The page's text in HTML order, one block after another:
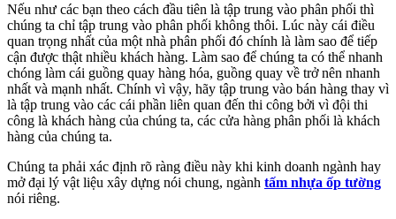
Nếu như các bạn theo cách đầu tiên là tập trung vào phân phối thì
chúng ta chỉ tập trung vào phân phối không thôi. Lúc này cái điều
quan trọng nhất của một nhà phân phối đó chính là làm sao để tiếp
cận được thật nhiều khách hàng. Làm sao để chúng ta có thể nhanh
chóng làm cái guồng quay hàng hóa, guồng quay về trở nên nhanh
nhất và mạnh nhất. Chính vì vậy, hãy tập trung vào bán hàng thay vì
là tập trung vào các cái phần liên quan đến thi công bởi vì đội thi
công là khách hàng của chúng ta, các cửa hàng phân phối là khách
hàng của chúng ta.
Chúng ta phải xác định rõ ràng điều này khi kinh doanh ngành hay
mở đại lý vật liệu xây dựng nói chung, ngành tấm nhựa ốp tường
nói riêng.